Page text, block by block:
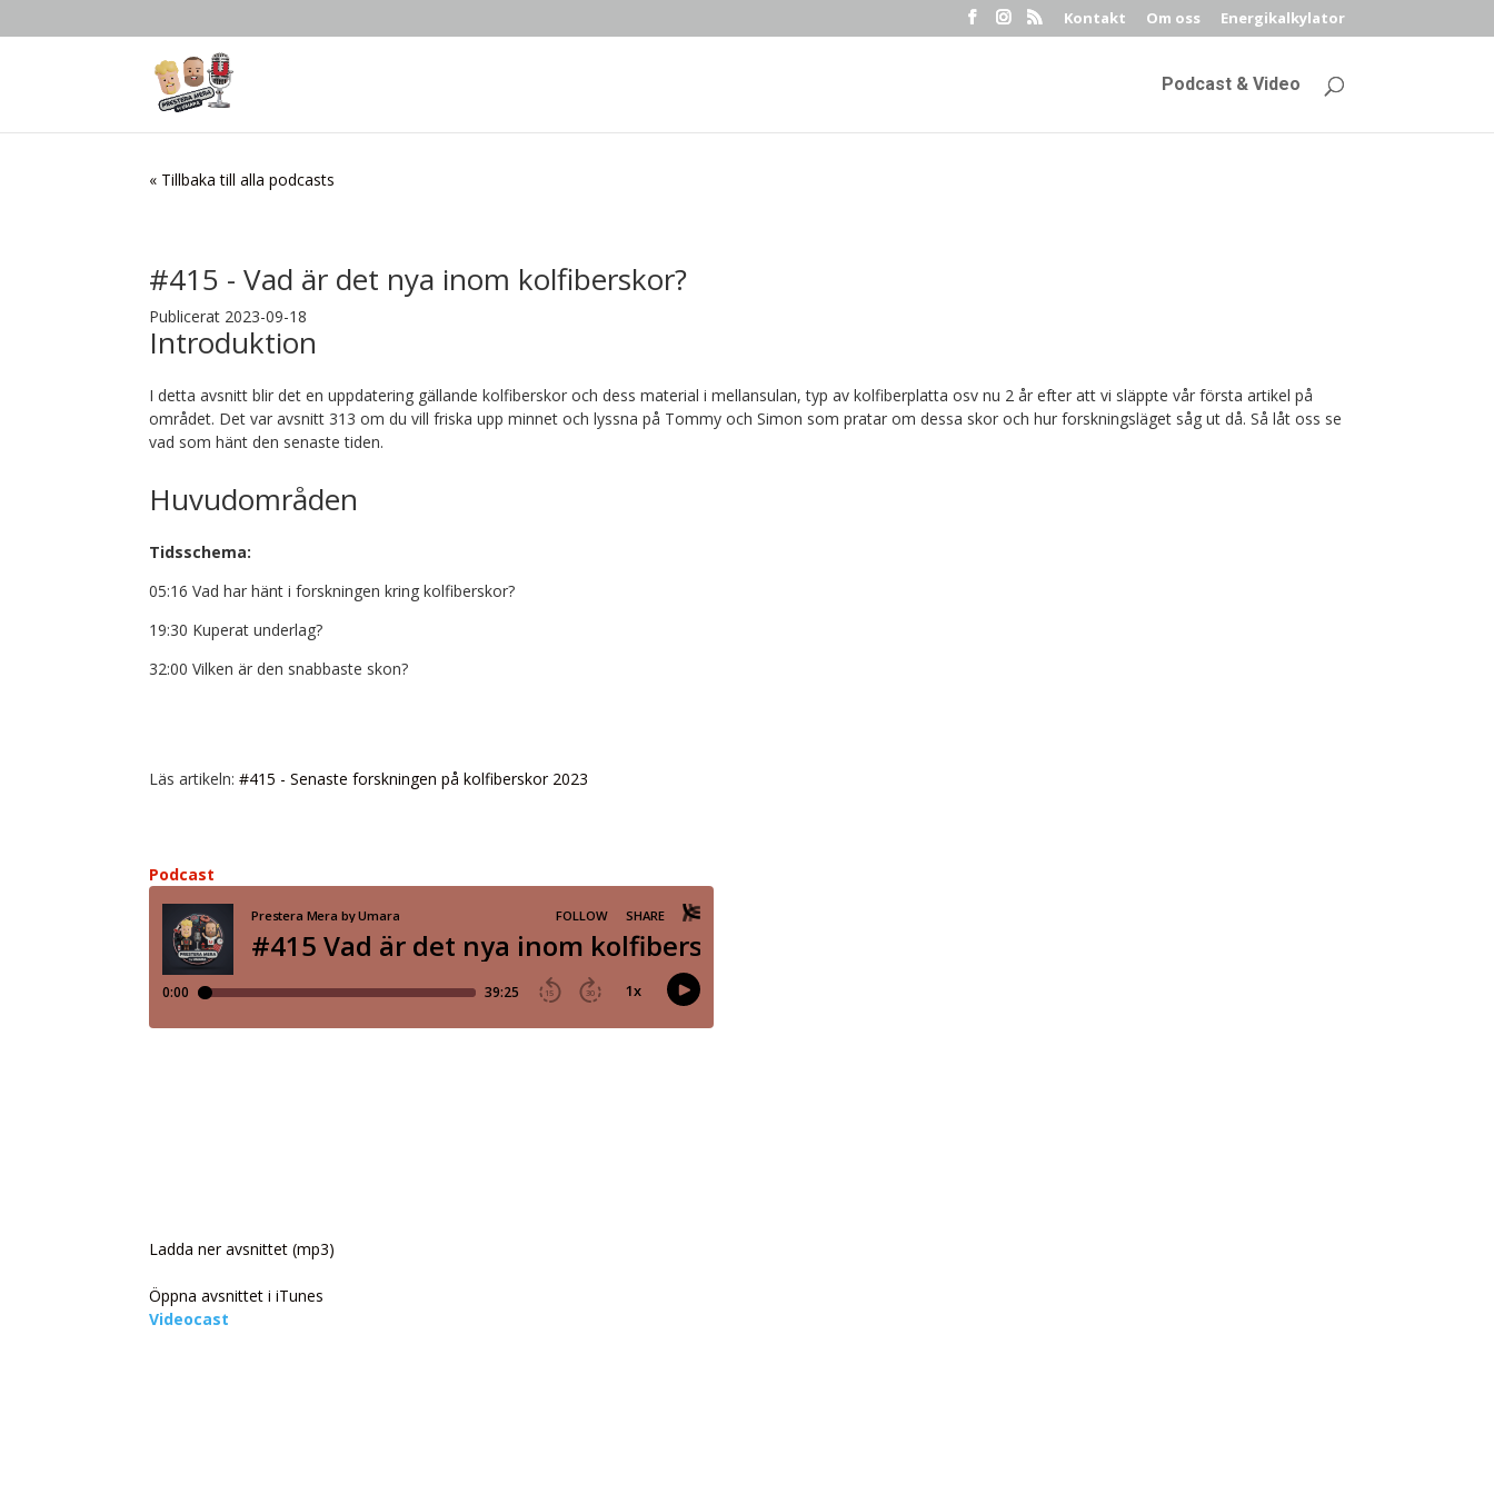
Kontakt Om oss Energikalkylator
Podcast & Video
« Tillbaka till alla podcasts
#415 - Vad är det nya inom kolfiberskor?
Publicerat 2023-09-18
Introduktion
I detta avsnitt blir det en uppdatering gällande kolfiberskor och dess material i mellansulan, typ av kolfiberplatta osv nu 2 år efter att vi släppte vår första artikel på
området. Det var avsnitt 313 om du vill friska upp minnet och lyssna på Tommy och Simon som pratar om dessa skor och hur forskningsläget såg ut då. Så låt oss se
vad som hänt den senaste tiden.
Huvudområden
Tidsschema:
05:16 Vad har hänt i forskningen kring kolfiberskor?
19:30 Kuperat underlag?
32:00 Vilken är den snabbaste skon?
Läs artikeln:#415 - Senaste forskningen på kolfiberskor 2023
Podcast
Ladda ner avsnittet (mp3)
Öppna avsnittet i iTunes
Videocast